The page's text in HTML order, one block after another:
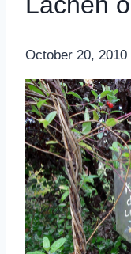
ByNicole
October 20, 2010